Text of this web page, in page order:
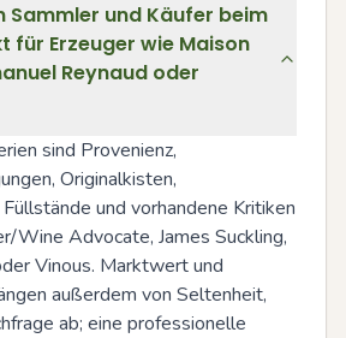
Sammler und Käufer beim
für Erzeuger wie Maison
Reynaud oder
sind Provenienz,
Originalkisten,
und vorhandene Kritiken
Wine Advocate, James Suckling,
Vinous. Marktwert und
außerdem von Seltenheit,
ab; eine professionelle